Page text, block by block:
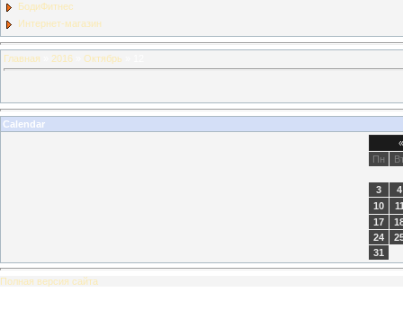
БодиФитнес
Интернет-магазин
Главная 2016 Октябрь
Calendar
«
Пн
3
4
10
17
24
31
Полная версия сайта